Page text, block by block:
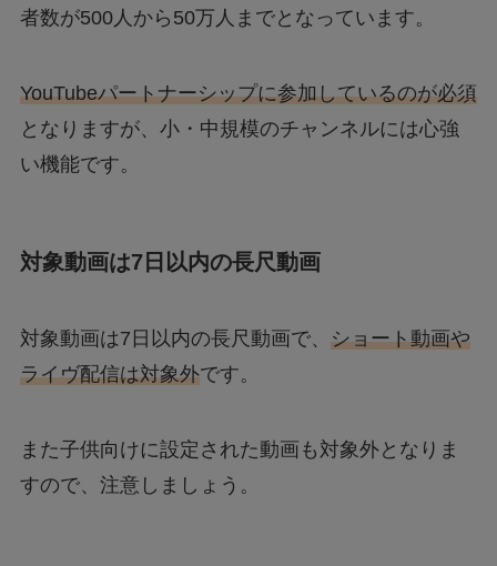
者数が500人から50万人までとなっています。
YouTubeパートナーシップに参加しているのが必須
となりますが、小・中規模のチャンネルには心強
い機能です。
対象動画は7日以内の長尺動画
対象動画は7日以内の長尺動画で、 ショート動画や
ライヴ配信は対象外です。
また子供向けに設定された動画も対象外となりま
すので、注意しましょう。